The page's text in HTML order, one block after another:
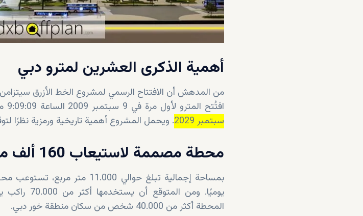
أهمية الذكرى العشرين لمترو دبي
من المدهش أن الافتتاح الرسمي لمشروع الخط الأزرق
افتُتح المترو لأول مرة في 9 سبتمبر 2009 الساعة 9:09:09 مساءً و
سبتمبر 2029
. ويحمل المشروع أهمية تاريخية ورمزية نظرًا
محطة مصممة لاستيعاب 160 ألف مسافر يوميًا
المحطة أكثر من 40.000 شخص من سكان منطقة خور دبي.